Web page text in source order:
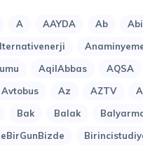
A AAYDA Ab
AqilAbbas AQSA
Avtobus Az AZTV
Bak Balak